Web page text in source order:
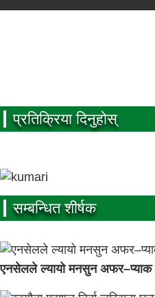
प्रतिक्रिया दिनुहोस्
सम्बन्धित शीर्षक
एनसेलले ल्यायो मनसुन अफर–प्याक